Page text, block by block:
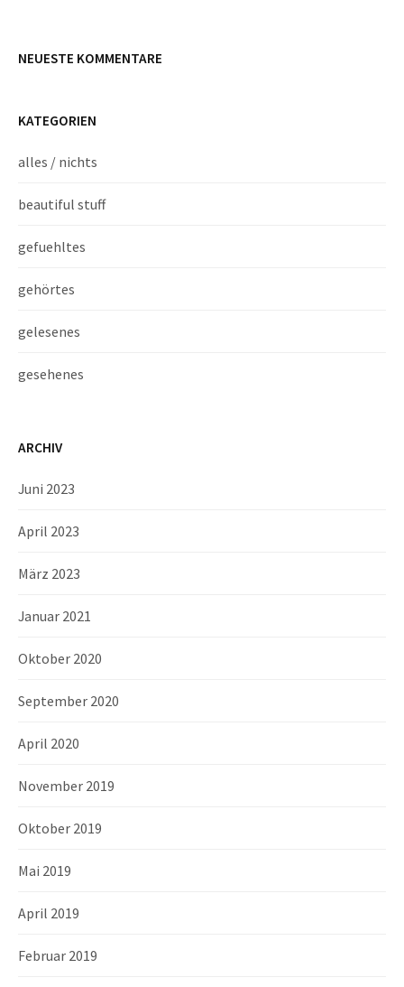
NEUESTE KOMMENTARE
KATEGORIEN
alles / nichts
beautiful stuff
gefuehltes
gehörtes
gelesenes
gesehenes
ARCHIV
Juni 2023
April 2023
März 2023
Januar 2021
Oktober 2020
September 2020
April 2020
November 2019
Oktober 2019
Mai 2019
April 2019
Februar 2019